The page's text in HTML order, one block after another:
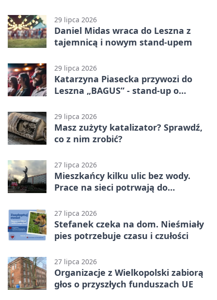
29 lipca 2026
Daniel Midas wraca do Leszna z
tajemnicą i nowym stand-upem
29 lipca 2026
Katarzyna Piasecka przywozi do
Leszna „BAGUS” - stand-up o
29 lipca 2026
Masz zużyty katalizator? Sprawdź,
co z nim zrobić?
27 lipca 2026
Mieszkańcy kilku ulic bez wody.
Prace na sieci potrwają do
27 lipca 2026
Stefanek czeka na dom. Nieśmiały
pies potrzebuje czasu i czułości
27 lipca 2026
Organizacje z Wielkopolski zabiorą
głos o przyszłych funduszach UE